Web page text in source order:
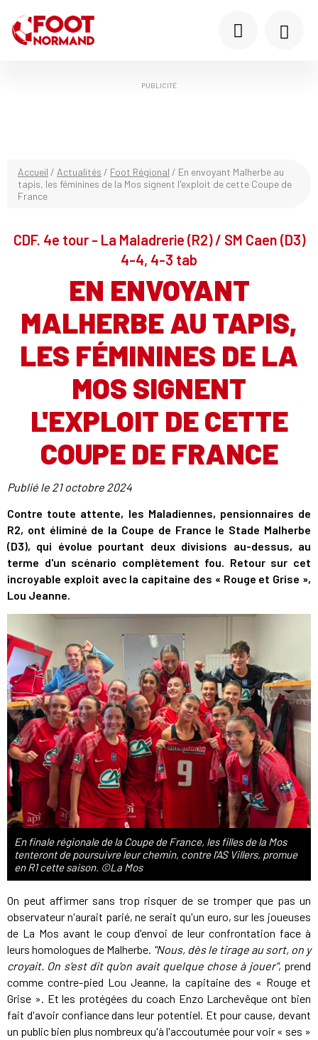
PUBLICITÉ
Accueil / Actualités / Foot Régional / En envoyant Malherbe au
tapis, les féminines de la Mos signent l'exploit de cette Coupe de
France
CDF. 4e tour - La Maladrerie (R2) / SM Caen (D3)
4-4, 4-3 tab
EN ENVOYANT
MALHERBE AU TAPIS,
LES FÉMININES DE LA
MOS SIGNENT
L'EXPLOIT DE CETTE
COUPE DE FRANCE
Publié le 21 octobre 2024
Contre toute attente, les Maladiennes, pensionnaires de
R2, ont éliminé de la Coupe de France le Stade Malherbe
(D3), qui évolue pourtant deux divisions au-dessus, au
terme d'un scénario complètement fou. Retour sur cet
incroyable exploit avec la capitaine des « Rouge et Grise »,
Lou Jeanne.
En finale régionale de la Coupe de France, les filles de la Mos
tenteront de poursuivre leur chemin, contre l'AS Villers, promue
en R1 cette saison. ©La Mos
On peut affirmer sans trop risquer de se tromper que pas un
observateur n'aurait parié, ne serait qu'un euro, sur les joueuses
de La Mos avant le coup d'envoi de leur confrontation face à
leurs homologues de Malherbe. "Nous, dès le tirage au sort, on y
croyait. On s'est dit qu'on avait quelque chose à jouer", prend
comme contre-pied Lou Jeanne, la capitaine des « Rouge et
Grise ». Et les protégées du coach Enzo Larchevêque ont bien
fait d'avoir confiance dans leur potentiel. Et pour cause, devant
un public bien plus nombreux qu'à l'accoutumée pour voir « ses »